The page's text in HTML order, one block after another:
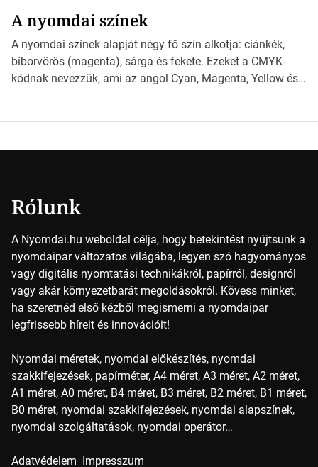
*Hirdetés Ebben a cikkben a papírméretek izgalmas
világába kalauzolunk el téged, hogy jobban megértsd,
milyen szempontok alapján érdemes választanod a
jövőben. Bevezetés a papírméretek világába A […]
A nyomdai színek
A nyomdai színek alapját négy fő szín alkotja: ciánkék,
bíborvörös (magenta), sárga és fekete. Ezeket a CMYK-
kódnak nevezzük, ami az angol Cyan, Magenta, Yellow és
Rólunk
A Nyomdai.hu weboldal célja, hogy betekintést nyújtsunk a
nyomdaipar változatos világába, legyen szó hagyományos
vagy digitális nyomtatási technikákról, papírról, designról
vagy akár környezetbarát megoldásokról. Kövess minket,
ha szeretnéd első kézből megismerni a nyomdaipar
legfrissebb híreit és innovációit!
Nyomdai méretek, nyomdai előkészítés, nyomdai
szakkifejezések, papírméter, A4 méret, A3 méret, A2 méret,
A1 méret, A0 méret, B4 méret, B3 méret, B2 méret, B1 méret,
B0 méret, nyomdai szakkifejezések, nyomdai alapszínek,
nyomdai szolgáltatások, nyomdai operátor…
Adatvédelem Impresszum